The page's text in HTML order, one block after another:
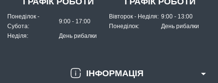
ІНФОРМАЦІЯ
Понеділок -
Субота:
9:00 - 17:00
Неділя: День рибалки
Вівторок - Неділя: 9:00 - 13:00
Понеділок:
День рибалки